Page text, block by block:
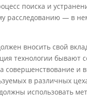
поиска и
расследованию — в
вносить свой
технологии бывают
со­вершенствование
в различных
использовать